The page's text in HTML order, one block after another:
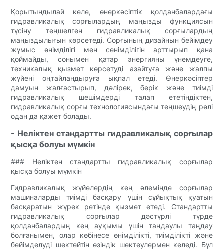
Қорытындылай келе, өнеркәсіптік қолданбалардағы
гидравликалық сорғылардың маңызды функциясын
түсіну теңшелген гидравликалық сорғылардың
маңыздылығын көрсетеді. Сорғының дизайнын бейімдеу
жұмыс өнімділігі мен сенімділігін арттырып қана
қоймайды, сонымен қатар энергияны үнемдеуге,
техникалық қызмет көрсетуді азайтуға және жалпы
жүйені оңтайландыруға ықпал етеді. Өнеркәсіптер
дамуын жалғастырып, дәлірек, берік және тиімді
гидравликалық шешімдерді талап ететіндіктен,
гидравликалық сорғы технологиясындағы теңшеудің рөлі
одан да қажет болады.
- Неліктен стандартты гидравликалық сорғылар
қысқа болуы мүмкін
### Неліктен стандартты гидравликалық сорғылар
қысқа болуы мүмкін
Гидравликалық жүйелердің кең әлемінде сорғылар
машиналарды тиімді басқару үшін сұйықтық қуатын
басқаратын жүрек ретінде қызмет етеді. Стандартты
гидравликалық сорғылар дәстүрлі түрде
қолданбалардың кең ауқымы үшін таңдаулы таңдау
болғанымен, олар көбінесе өнімділікті, тиімділікті және
бейімделуді шектейтін өзіндік шектеулермен келеді. Бұл